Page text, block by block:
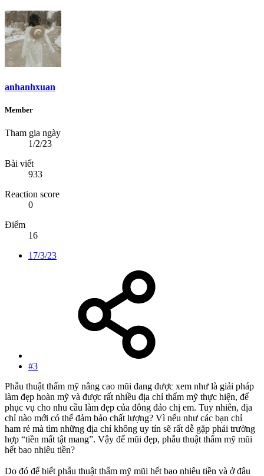
anhanhxuan
Member
Tham gia ngày
1/2/23
Bài viết
933
Reaction score
0
Điểm
16
17/3/23
#3
Phẫu thuật thẩm mỹ nâng cao mũi đang được xem như là giải pháp
làm đẹp hoàn mỹ và được rất nhiều địa chỉ thẩm mỹ thực hiện, để
phục vụ cho nhu cầu làm đẹp của đông đảo chị em. Tuy nhiên, địa
chỉ nào mới có thể đảm bảo chất lượng? Vì nếu như các bạn chỉ
ham rẻ mà tìm những địa chỉ không uy tín sẽ rất dễ gặp phải trường
hợp “tiền mất tật mang”. Vậy để mũi đẹp, phẫu thuật thẩm mỹ mũi
hết bao nhiêu tiền?
Do đó để biết phẫu thuật thẩm mỹ mũi hết bao nhiêu tiền và ở đâu